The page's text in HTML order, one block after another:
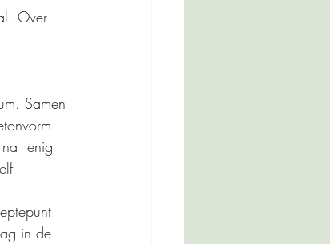
Over
Samen
–
enig
in de